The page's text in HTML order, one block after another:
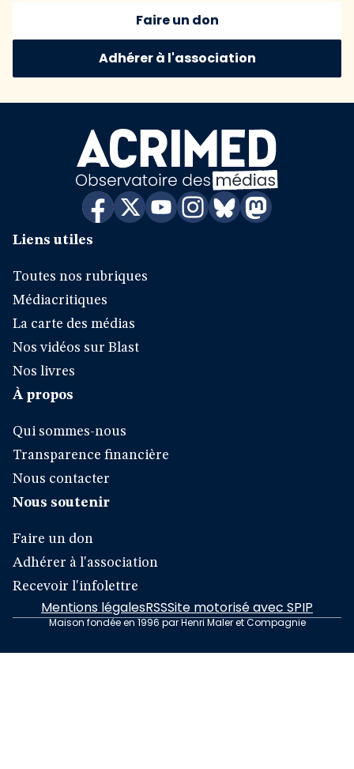
Faire un don
Adhérer à l'association
Liens utiles
Toutes nos rubriques
Médiacritiques
La carte des médias
Nos vidéos sur Blast
Nos livres
À propos
Qui sommes-nous
Transparence financière
Nous contacter
Nous soutenir
Faire un don
Adhérer à l'association
Recevoir l'infolettre
Mentions légalesRSSSite motorisé avec SPIP
Maison fondée en 1996 par Henri Maler et Compagnie